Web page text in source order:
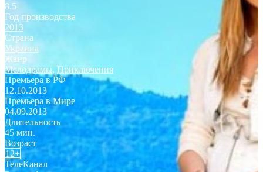
8.5
Год производства
2013
Страна
Украина
Жанр
Мелодрамы, Приключения
Премьера в РФ
12.10.2013
Премьера в Мире
04.09.2013
Длительность
45 мин.
Возраст
12+
ТелеКанал